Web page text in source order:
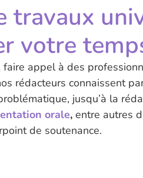
travaux
votre
faire appel à des
rédacteurs connaissent
jusqu’à la
orale, entre autres
de soutenance.